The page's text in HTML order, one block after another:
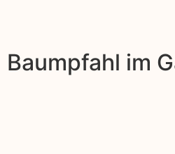
Baumpfahl im